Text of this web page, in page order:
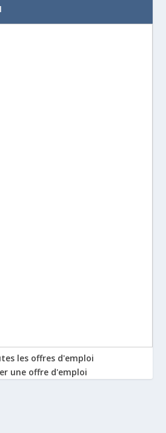
les offres d'emploi
une offre d'emploi